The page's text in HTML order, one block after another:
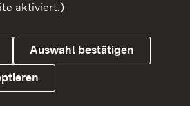
Cookies
aktiviert.)
Auswahl bestätigen